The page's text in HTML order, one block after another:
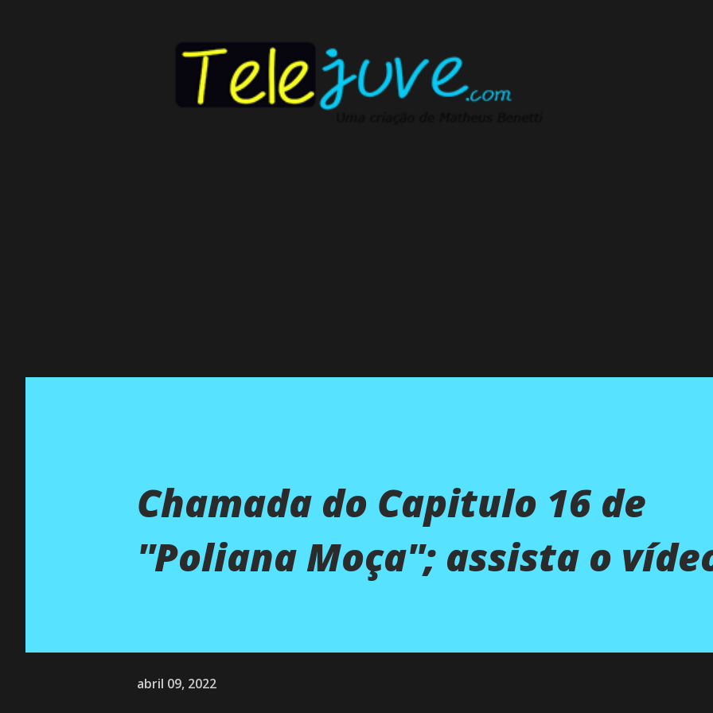
Chamada do Capitulo 16 de
''Poliana Moça''; assista o
abril 09, 2022